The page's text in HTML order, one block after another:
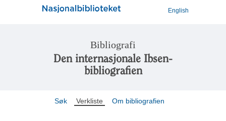
English
Bibliografi
Den internasjonale Ibsen-
bibliografien
Søk Verkliste Om bibliografien